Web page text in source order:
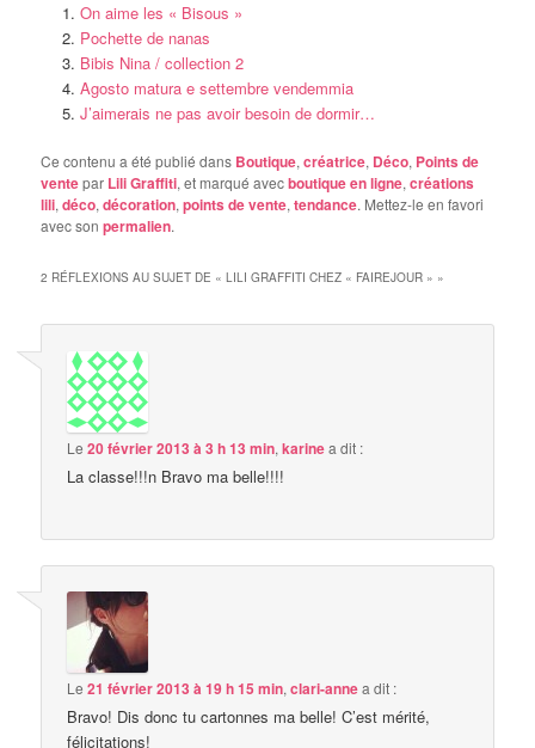
On aime les « Bisous »
Pochette de nanas
Bibis Nina / collection 2
Agosto matura e settembre vendemmia
J’aimerais ne pas avoir besoin de dormir…
Ce contenu a été publié dans Boutique,créatrice, Déco, Points de
ventepar Lili Graffiti, et marqué avecboutique en ligne,créations
lili,déco,décoration,points de vente,tendance. Mettez-le en favori
avec sonpermalien.
2 RÉFLEXIONS AU SUJET DE «LILI GRAFFITI CHEZ « FAIREJOUR » »
Le20 février 2013 à 3 h 13 min,karinea dit :
La classe!!!n Bravo ma belle!!!!
Le21 février 2013 à 19 h 15 min,clari-annea dit :
Bravo! Dis donc tu cartonnes ma belle! C’est mérité,
félicitations!